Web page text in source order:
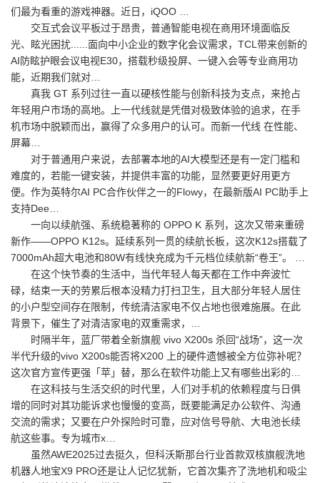
们最为看重的游戏神器。近日，iQOO …
交互式会议平板过于昂贵，普通智能电视在商用环境面临反
光、眩光困扰......面向中小企业的数字化会议需求，TCL带来创新的
AI防眩护眼会议电视E30，搭载秒级投屏、一键入会等专业商用功
能，近期我们就对…
真我 GT 系列过往一直以硬核性能与创新科技为支点，来抢占
年轻用户市场的高地。上一代线就是凭借对极致体验的追求，在手
机市场中脱颖而出，赢得了众多用户的认可。而新一代线 在性能、
屏幕…
对于普通用户来说，去部署本地的AI大模型还是有一定门槛和
难度的，若能一键安装，并提供丰富的功能，显然要更好用更方
便。作为英特尔AI PC合作伙伴之一的Flowy，在最新版AI PC助手上
支持Dee…
一向以续航强、系统稳著称的 OPPO K 系列，这次又带来重磅
新作——OPPO K12s。延续系列一贯的续航长板，这次K12s搭载了
7000mAh超大电池和80W有线快充成为千元档位续航新“卷王”。 …
在这个快节奏的生活中，当代年轻人每天都在工作中奔波忙
碌，结束一天的劳累后根本没精力打扫卫生，且大部分年轻人居住
的小户型空间存在限制，传统清洁家电不仅占地也很难施展。在此
背景下，催生了对清洁家电的双重需求，…
时隔半年，蓝厂带着全新旗舰 vivo X200s 杀回“战场”，这一次
半代升级的vivo X200s能否将X200 上的硬件遗憾被全方位弥补呢？
这次官方宣传更强「苹」替，那么在软件功能上又有哪些出彩的…
在这科技与生活交织的时代里，人们对手机的依赖程度与日俱
增的同时对其功能诉求也慢慢的变高，既要能满足办公软件、沟通
交流的需求；又要在户外探险时可靠，应对信号导航、大电池长续
航这些事。专为城市x…
虽然AWE2025过去挺久，但科沃斯那台行业首款双核旗舰洗地
机器人地宝X9 PRO还是让人记忆犹新，它首次集齐了洗地机和吸尘